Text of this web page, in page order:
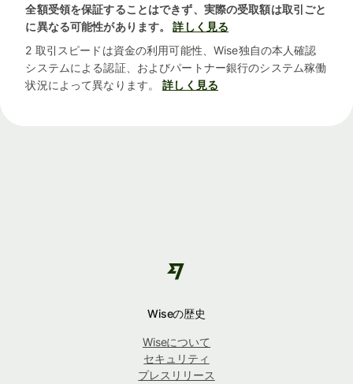
全額受領を保証することはできず、実際の受取額は取引ごと
に異なる可能性があります。
詳しく見る
2 取引スピードは資金の利用可能性、Wise独自の本人確認
システムによる認証、およびパートナー銀行のシステム稼働
状況によって異なります。
詳しく見る
Wiseの歴史
Wiseについて
セキュリティ
プレスリリース